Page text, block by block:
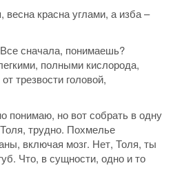
красна углами, а изба –
понимаешь?
полными кислорода,
трезвости головой,
но вот собрать в одну
трудно. Похмелье
включая мозг. Нет, Толя, ты
Что, в сущности, одно и то